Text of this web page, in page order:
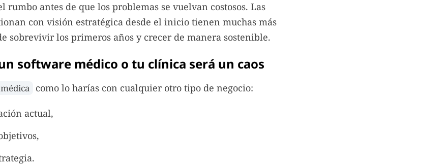
rumbo antes de que los problemas se vuelvan costosos. Las
con visión estratégica desde el inicio tienen muchas más
sobrevivir los primeros años y crecer de manera sostenible.
software médico o tu clínica será un caos
como lo harías con cualquier otro tipo de negocio:
actual,